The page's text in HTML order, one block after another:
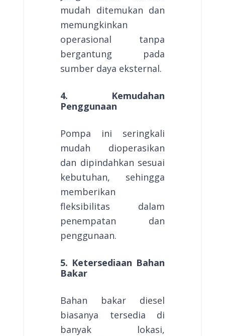
mudah ditemukan dan
memungkinkan
operasional tanpa
bergantung pada
sumber daya eksternal.
4. Kemudahan
Penggunaan
Pompa ini seringkali
mudah dioperasikan
dan dipindahkan sesuai
kebutuhan, sehingga
memberikan
fleksibilitas dalam
penempatan dan
penggunaan.
5. Ketersediaan Bahan
Bakar
Bahan bakar diesel
biasanya tersedia di
banyak lokasi,